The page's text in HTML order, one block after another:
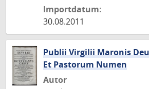
Importdatum:
30.08.2011
Publii Virgilii Maronis
Et Pastorum Numen
Autor